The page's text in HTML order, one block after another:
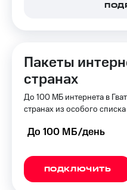
Пакеты
странах
До 100 МБ интернета в
странах из особого списка
До 100 МБ/день
ПОДКЛЮЧИТЬ